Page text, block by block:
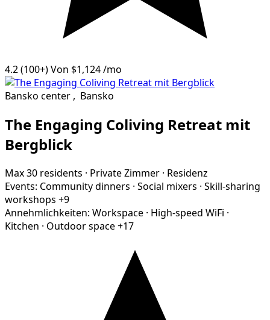
4.2(100+)Von $1,124/mo
Bansko center , Bansko
The Engaging Coliving Retreat mit
Bergblick
Max 30 residents · Private Zimmer · Residenz
Events: Community dinners · Social mixers · Skill-sharing
workshops +9
Annehmlichkeiten: Workspace · High-speed WiFi ·
Kitchen · Outdoor space+17